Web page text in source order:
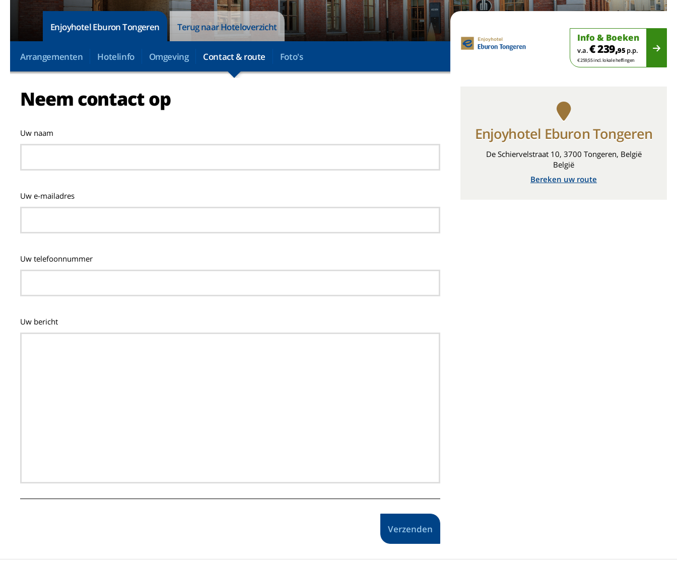
Enjoyhotel Eburon Tongeren Terug naar Hoteloverzicht
Arrangementen Hotelinfo Omgeving Contact & route Foto's
Info & Boeken
v.a.€ 239,95 p.p.
€ 259,55 incl. lokale heffingen
Neem contact op
Uw naam
Uw e-mailadres
Uw telefoonnummer
Uw bericht
Verzenden
Enjoyhotel Eburon Tongeren
De Schiervelstraat 10, 3700 Tongeren, België
België
Bereken uw route